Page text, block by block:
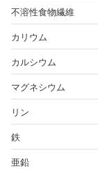
不溶性食物繊維
カリウム
カルシウム
マグネシウム
リン
鉄
亜鉛